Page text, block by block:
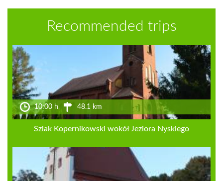
Recommended trips
10:00 h 48.1 km
Szlak Kopernikowski wokół Jeziora Nyskiego